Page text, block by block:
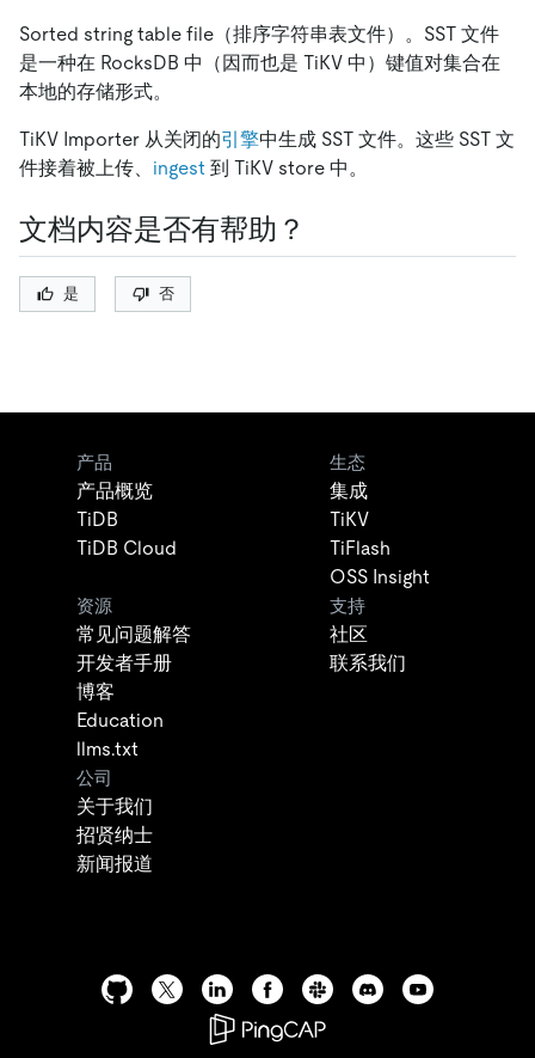
Sorted string table file（排序字符串表文件）。SST 文件
是一种在 RocksDB 中（因而也是 TiKV 中）键值对集合在
本地的存储形式。
TiKV Importer 从关闭的引擎中生成 SST 文件。这些 SST 文
件接着被上传、 ingest 到 TiKV store 中。
文档内容是否有帮助？
是 否
产品
产品概览
TiDB
TiDB Cloud
生态
集成
TiKV
TiFlash
OSS Insight
资源
常见问题解答
开发者手册
博客
Education
llms.txt
支持
社区
联系我们
公司
关于我们
招贤纳士
新闻报道